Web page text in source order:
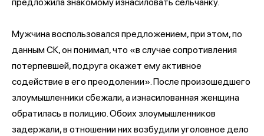
Мужчина воспользовался предложением, при этом, по
данным СК, он понимал, что «в случае сопротивления
потерпевшей, подруга окажет ему активное
содействие в его преодолении». После произошедшего
злоумышленники сбежали, а изнасилованная женщина
обратилась в полицию. Обоих злоумышленников
задержали, в отношении них возбудили уголовное дело